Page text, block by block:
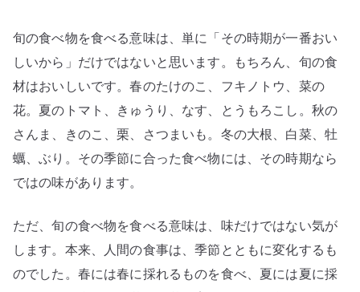
食
べ
ら
れ
時
代
に
わ
れ
た
旬の食べ物を食べる意味は、単に「その時期が一番おい
しいから」だけではないと思います。もちろん、旬の食
材はおいしいです。春のたけのこ、フキノトウ、菜の
花。夏のトマト、きゅうり、なす、とうもろこし。秋の
さんま、きのこ、栗、さつまいも。冬の大根、白菜、牡
蠣、ぶり。その季節に合った食べ物には、その時期なら
ではの味があります。
ただ、旬の食べ物を食べる意味は、味だけではない気が
します。本来、人間の食事は、季節とともに変化するも
のでした。春には春に採れるものを食べ、夏には夏に採